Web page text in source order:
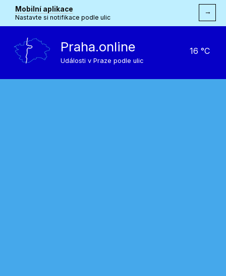
Mobilní aplikace
Nastavte si notifikace podle ulic
→
Praha.online
Události v Praze podle ulic
16 °C